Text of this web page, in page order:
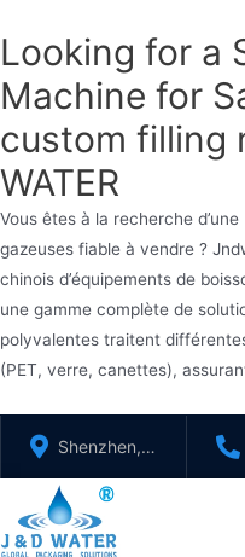
Looking for a
Machine for
custom filling
WATER
Vous êtes à la recherche
gazeuses fiable à vendre ?
chinois d’équipements de
une gamme complète de
polyvalentes traitent
(PET, verre, canettes),
contenu
Shenzhen,
GuangDong,
Chine